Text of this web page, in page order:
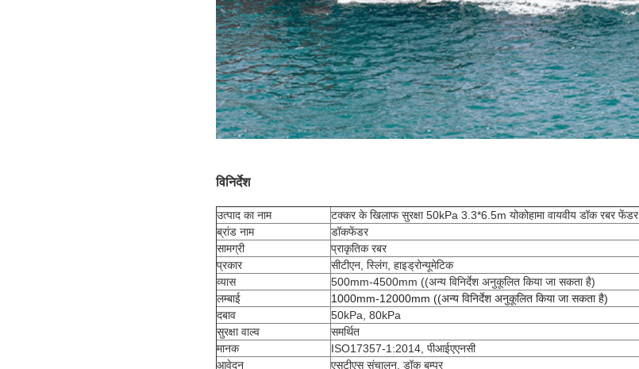
विनिर्देश
उत्पाद का नाम
टक्कर के खिलाफ सुरक्षा 50kPa 3.3*6.5m योकोहामा वायवीय डॉक रबर फेंडर
ब्रांड नाम
डॉकफेंडर
सामग्री
प्राकृतिक रबर
प्रकार
सीटीएन, स्लिंग, हाइड्रोन्यूमेटिक
व्यास
500mm-4500mm ((अन्य विनिर्देश अनुकूलित किया जा सकता है)
लम्बाई
1000mm-12000mm ((अन्य विनिर्देश अनुकूलित किया जा सकता है)
दबाव
50kPa, 80kPa
सुरक्षा वाल्व
समर्थित
मानक
ISO17357-1:2014, पीआईएएनसी
आवेदन
एसटीएस संचालन, डॉक बम्पर